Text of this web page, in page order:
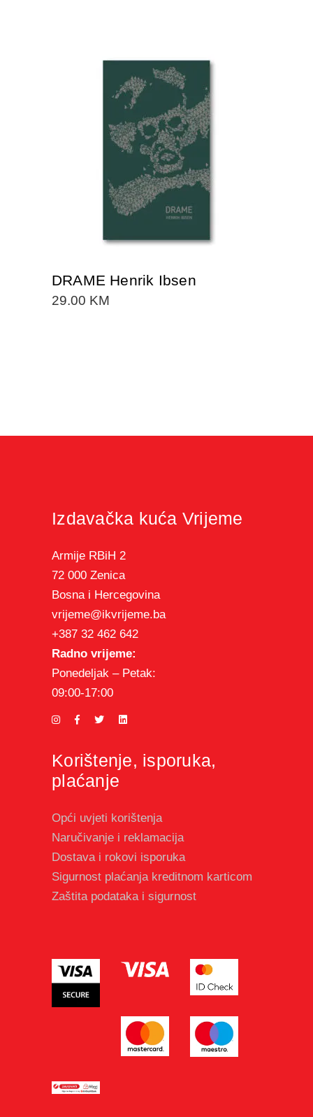
DODAJTE U KORPU
DRAME Henrik Ibsen
29.00 KM
Izdavačka kuća Vrijeme
Armije RBiH 2
72 000 Zenica
Bosna i Hercegovina
vrijeme@ikvrijeme.ba
+387 32 462 642
Radno vrijeme:
Ponedeljak – Petak:
09:00-17:00
Korištenje, isporuka,
plaćanje
Opći uvjeti korištenja
Naručivanje i reklamacija
Dostava i rokovi isporuka
Sigurnost plaćanja kreditnom karticom
Zaštita podataka i sigurnost